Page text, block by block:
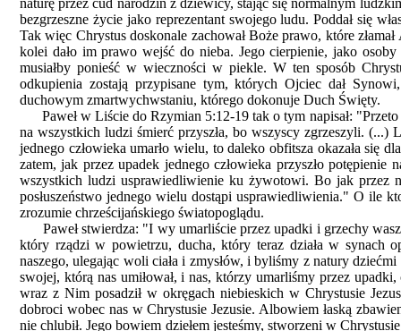
naturę przez cud narodzin z dziewicy, stając się normalnym
bezgrzeszne życie jako reprezentant swojego ludu. Poddał się
Tak więc Chrystus doskonale zachował Boże prawo, które
kolei dało im prawo wejść do nieba. Jego cierpienie, jako
musiałby ponieść w wieczności w piekle. W ten sposób
odkupienia zostają przypisane tym, których Ojciec dał
duchowym zmartwychwstaniu, którego dokonuje Duch Święty.
Paweł w Liście do Rzymian 5:12-19 tak o tym napisał: "Przeto
na wszystkich ludzi śmierć przyszła, bo wszyscy zgrzeszyli. (...)
jednego człowieka umarło wielu, to daleko obfitsza okazała się
zatem, jak przez upadek jednego człowieka przyszło
wszystkich ludzi usprawiedliwienie ku żywotowi. Bo jak przez
posłuszeństwo jednego wielu dostąpi usprawiedliwienia." O ile
zrozumie chrześcijańskiego światopoglądu.
Paweł stwierdza: "I wy umarliście przez upadki i grzechy
który rządzi w powietrzu, ducha, który teraz działa w synach
naszego, ulegając woli ciała i zmysłów, i byliśmy z natury
swojej, którą nas umiłował, i nas, którzy umarliśmy przez
wraz z Nim posadził w okręgach niebieskich w Chrystusie
dobroci wobec nas w Chrystusie Jezusie. Albowiem łaską
nie chlubił. Jego bowiem dziełem jesteśmy, stworzeni w